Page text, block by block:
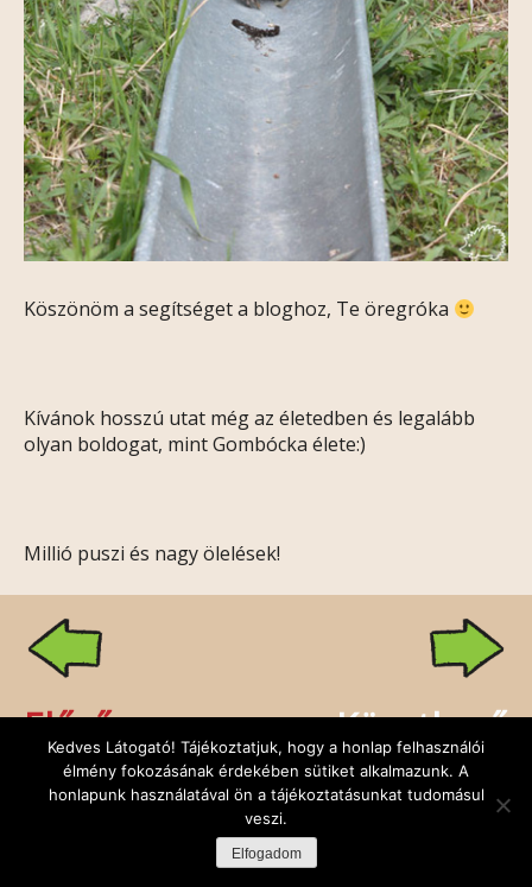
Köszönöm a segítséget a bloghoz, Te öregróka
Kívánok hosszú utat még az életedben és legalább
olyan boldogat, mint Gombócka élete:)
Millió puszi és nagy ölelések!
Előző Következő
Kapcsolat
Minden jog fenntartva: Sünbarát Alapítvány,
DuDe| fejlesztő:
Kedves Látogató! Tájékoztatjuk, hogy a honlap felhasználói
élmény fokozásának érdekében sütiket alkalmazunk. A
honlapunk használatával ön a tájékoztatásunkat tudomásul
veszi.
Elfogadom